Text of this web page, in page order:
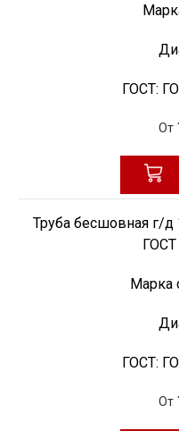
ГОСТ:
От
Труба бесшовная г/
ГОСТ
Марка
ГОСТ:
От